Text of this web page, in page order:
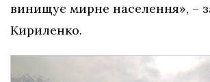
винищує мирне населення», –
Кириленко.